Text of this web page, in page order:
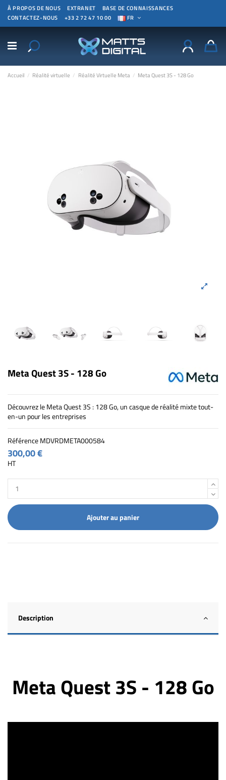
À PROPOS DE NOUS EXTRANET
BASE DE CONNAISSANCES
CONTACTEZ-NOUS
+33 2 72 47 10 00 FR
Accueil Réalité virtuelle Réalité Virtuelle Meta Meta Quest 3S - 128 Go
Meta Quest 3S - 128 Go
Découvrez le Meta Quest 3S : 128 Go, un casque de réalité mixte tout-
en-un pour les entreprises
RéférenceMDVRDMETA000584
300,00 €
HT
Ajouter au panier
Description
Meta Quest 3S - 128 Go